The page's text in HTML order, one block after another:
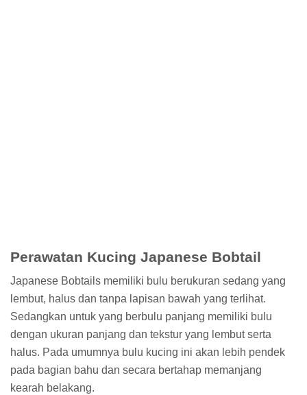
Perawatan Kucing Japanese Bobtail
Japanese Bobtails memiliki bulu berukuran sedang yang
lembut, halus dan tanpa lapisan bawah yang terlihat.
Sedangkan untuk yang berbulu panjang memiliki bulu
dengan ukuran panjang dan tekstur yang lembut serta
halus. Pada umumnya bulu kucing ini akan lebih pendek
pada bagian bahu dan secara bertahap memanjang
kearah belakang.